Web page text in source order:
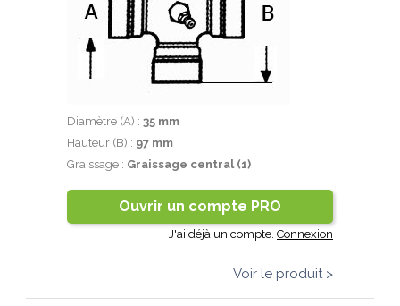
Diamètre (A) : 35 mm
Hauteur (B) : 97 mm
Graissage : Graissage central (1)
Ouvrir un compte PRO
J'ai déjà un compte. Connexion
Voir le produit >